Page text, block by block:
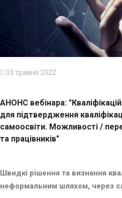
03 травня 2022
АНОНС вебінара:
для підтвердження
самоосвіти. Можливості /
та працівників"
Швидкі рішення та визнання
неформальним шляхом, через